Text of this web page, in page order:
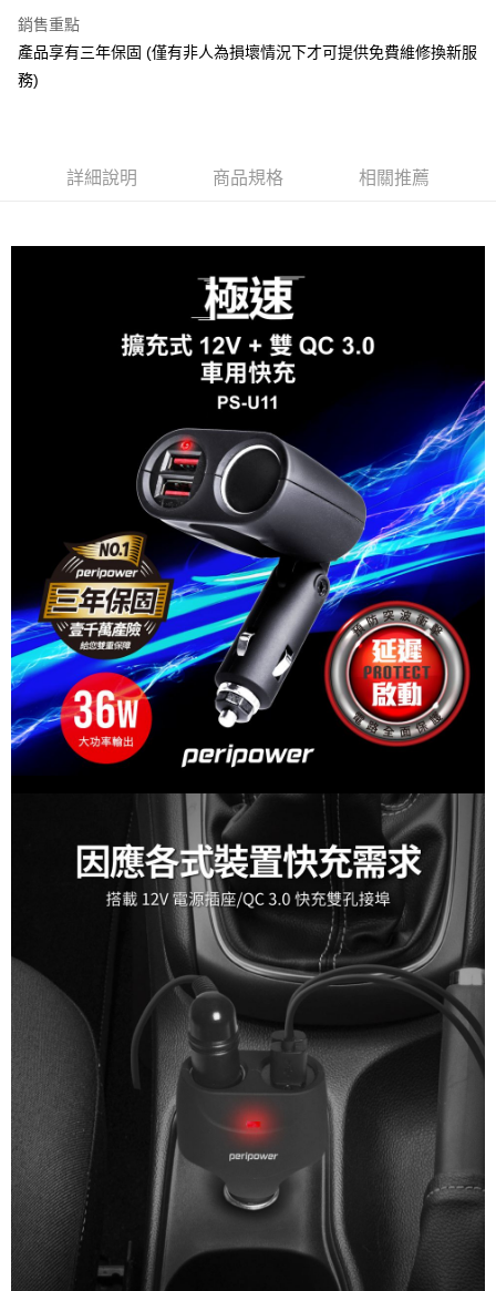
台灣樂天信用卡公司
玉山商業銀行
台灣樂天信用卡公司
元大商業銀行
玉山商業銀行
星展（台灣）商業銀行
悠遊付
ATM付款
每筆NT$60，滿NT$499(含以上)免運費
銷售重點
產品享有三年保固 (僅有非人為損壞情況下才可提供免費維修換新服
務)
詳細說明 商品規格 相關推薦